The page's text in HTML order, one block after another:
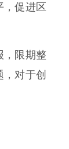
促进区
限期整
对于创